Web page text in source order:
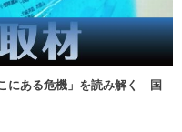
にある危機」を読み解く 国